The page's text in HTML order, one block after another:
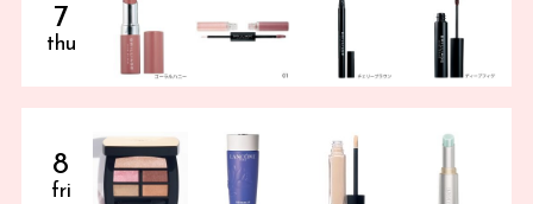
7
thu
8
fri